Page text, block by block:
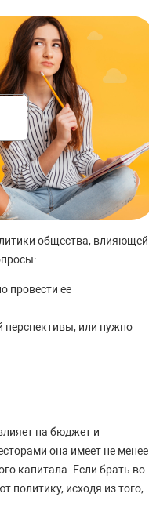
общества, влияющей
провести ее
перспективы, или нужно
на бюджет и
она имеет не менее
капитала. Если брать во
исходя из того,